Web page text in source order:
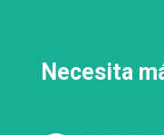
Necesita